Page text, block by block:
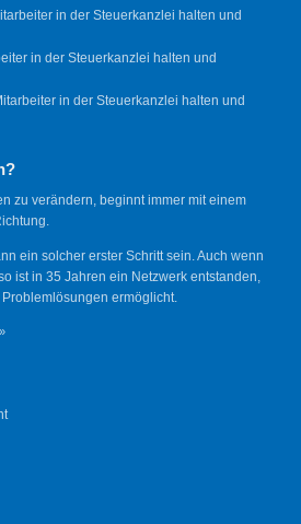
in der Steuerkanzlei halten und
in der Steuerkanzlei halten und
in der Steuerkanzlei halten und
zu verändern, beginnt immer mit einem
ein solcher erster Schritt sein. Auch wenn
ist in 35 Jahren ein Netzwerk entstanden,
ermöglicht.